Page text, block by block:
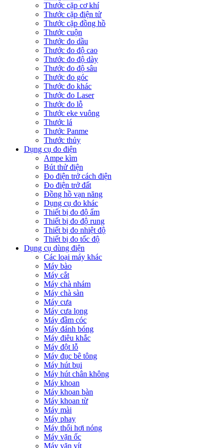
Thước cặp cơ khí
Thước cặp điện tử
Thước cặp đồng hồ
Thước cuộn
Thước đo dầu
Thước đo độ cao
Thước đo độ dày
Thước đo độ sâu
Thước đo góc
Thước đo khác
Thước đo Laser
Thước đo lỗ
Thước eke vuông
Thước lá
Thước Panme
Thước thủy
Dụng cụ đo điện
Ampe kìm
Bút thử điện
Đo điện trở cách điện
Đo điện trở đất
Đồng hồ vạn năng
Dụng cụ đo khác
Thiết bị đo độ ẩm
Thiết bị đo độ rung
Thiết bị đo nhiệt độ
Thiết bị đo tốc độ
Dụng cụ dùng điện
Các loại máy khác
Máy bào
Máy cắt
Máy chà nhám
Máy chà sàn
Máy cưa
Máy cưa lọng
Máy đầm cóc
Máy đánh bóng
Máy điêu khắc
Máy đột lỗ
Máy đục bê tông
Máy hút bụi
Máy hút chân không
Máy khoan
Máy khoan bàn
Máy khoan từ
Máy mài
Máy phay
Máy thổi hơi nóng
Máy vặn ốc
Máy vặn vít